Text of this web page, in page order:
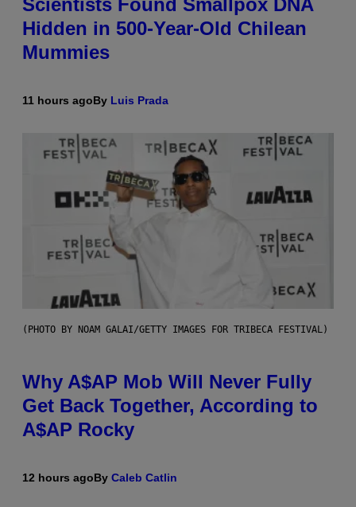
Scientists Found Smallpox DNA
Hidden in 500-Year-Old Chilean
Mummies
11 hours agoBy Luis Prada
(PHOTO BY NOAM GALAI/GETTY IMAGES FOR TRIBECA FESTIVAL)
Why A$AP Mob Will Never Fully
Get Back Together, According to
A$AP Rocky
12 hours agoBy Caleb Catlin